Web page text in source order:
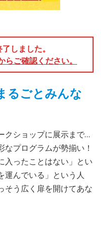
しました。
ご確認ください。
るごとみんな
クショップに展示まで…
プログラムが勢揃い！
入ったことはない」とい
運んでいる」という人
そう広く扉を開けてあな